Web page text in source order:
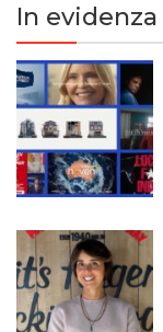
In evidenza